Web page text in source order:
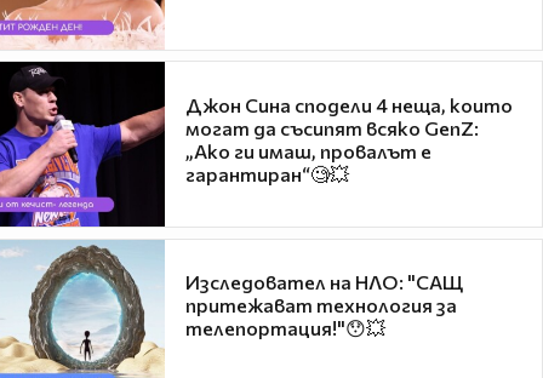
Джон Сина сподели 4 неща, които
могат да съсипят всяко GenZ:
„Ако ги имаш, провалът е
гарантиран“🧐💥
Изследовател на НЛО: "САЩ
притежават технология за
телепортация!"😯💥